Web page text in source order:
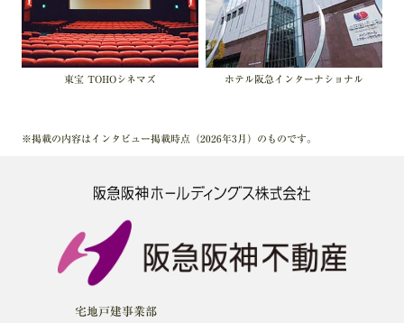
東宝 TOHOシネマズ ホテル阪急 インターナショナル
※掲載の内容はインタビュー掲載時点（2026年3月）のものです。
宅地戸建事業部